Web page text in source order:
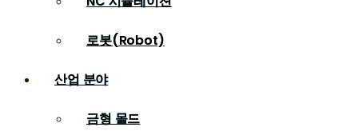
로봇(Robot)
산업 분야
금형 몰드